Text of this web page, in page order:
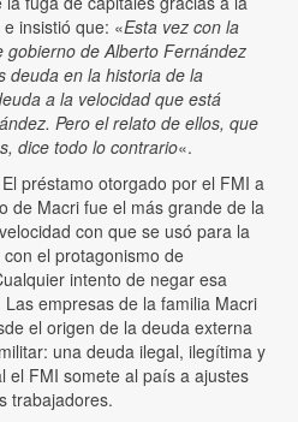
insistió que: «Esta vez con la
de Alberto Fernández
deuda en la historia de la
a la velocidad que está
Pero el relato de ellos, que
dice todo lo contrario«.
préstamo otorgado por el FMI a
de Macri fue el más grande de la
con que se usó para la
el protagonismo de
intento de negar esa
empresas de la familia Macri
el origen de la deuda externa
una deuda ilegal, ilegítima y
el FMI somete al país a ajustes
trabajadores.